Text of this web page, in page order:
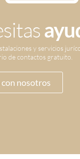
y servicios
de contactos gratuito.
nosotros